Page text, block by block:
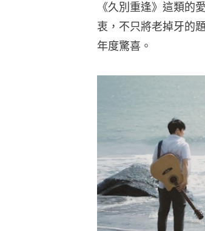
《久別重逢》這類的
衷，不只將老掉牙的
年度驚喜。